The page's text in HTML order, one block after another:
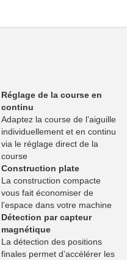
Réglage de la course en
continu
Adaptez la course de l’aiguille
individuellement et en continu
via le réglage direct de la
course
Construction plate
La construction compacte
vous fait économiser de
l’espace dans votre machine
Détection par capteur
magnétique
La détection des positions
finales permet d’accélérer les